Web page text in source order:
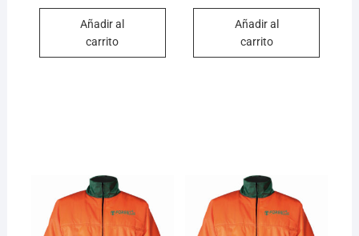
Añadir al
carrito
Añadir al
carrito